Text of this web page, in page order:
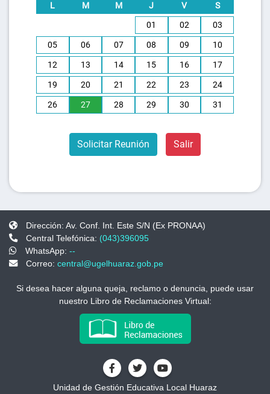
L M M J V
S
01
02
03
05
06 07 08 09
10
12
13 14 15 16
17
19
20 21 22 23
24
26
27 28 29 30 31
Solicitar Reunión Salir
Dirección: Av. Conf. Int. Este S/N (Ex PRONAA)
Central Telefónica: (043)396095
WhatsApp: --
Correo: central@ugelhuaraz.gob.pe
Si desea hacer alguna queja, reclamo o denuncia, puede usar
nuestro Libro de Reclamaciones Virtual:
Unidad de Gestión Educativa Local Huaraz